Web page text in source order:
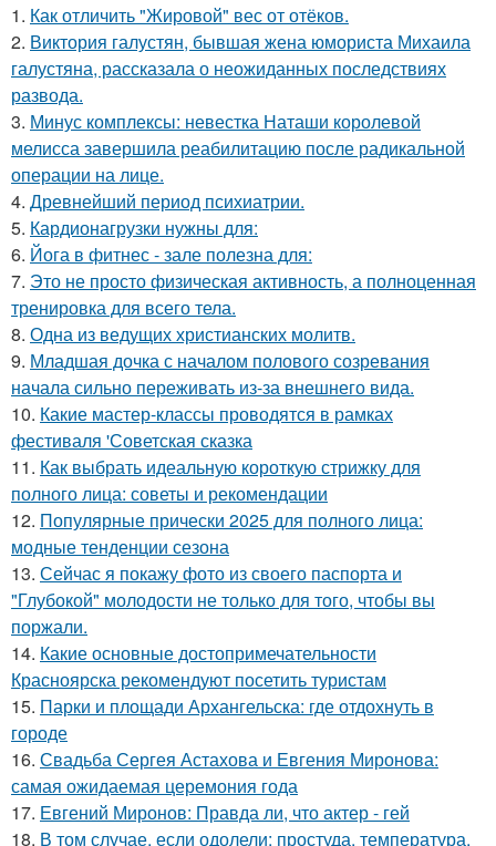
1. Как отличить "Жировой" вес от отёков.
2. Виктория галустян, бывшая жена юмориста Михаила
галустяна, рассказала о неожиданных последствиях
развода.
3. Минус комплексы: невестка Наташи королевой
мелисса завершила реабилитацию после радикальной
операции на лице.
4. Древнейший период психиатрии.
5. Кардионагрузки нужны для:
6. Йога в фитнес - зале полезна для:
7. Это не просто физическая активность, а полноценная
тренировка для всего тела.
8. Одна из ведущих христианских молитв.
9. Младшая дочка с началом полового созревания
начала сильно переживать из-за внешнего вида.
10. Какие мастер-классы проводятся в рамках
фестиваля 'Советская сказка
11. Как выбрать идеальную короткую стрижку для
полного лица: советы и рекомендации
12. Популярные прически 2025 для полного лица:
модные тенденции сезона
13. Сейчас я покажу фото из своего паспорта и
"Глубокой" молодости не только для того, чтобы вы
поржали.
14. Какие основные достопримечательности
Красноярска рекомендуют посетить туристам
15. Парки и площади Архангельска: где отдохнуть в
городе
16. Свадьба Сергея Астахова и Евгения Миронова:
самая ожидаемая церемония года
17. Евгений Миронов: Правда ли, что актер - гей
18. В том случае, если одолели: простуда, температура,